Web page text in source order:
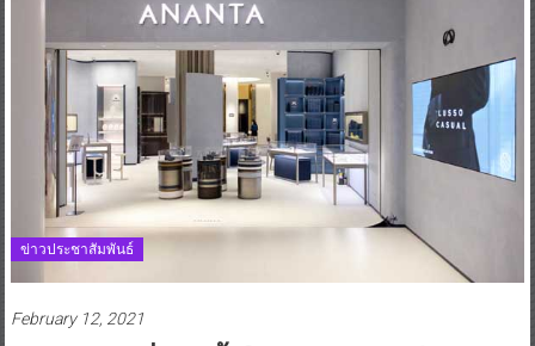
ข่าวประชาสัมพันธ์
February 12, 2021